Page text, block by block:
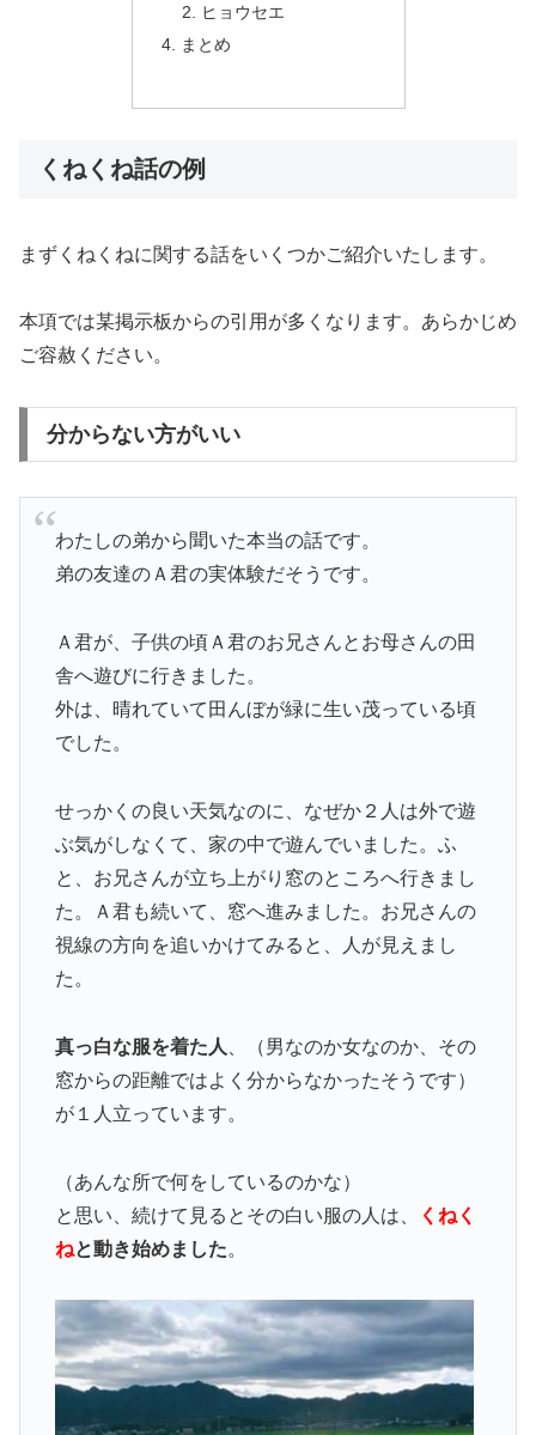
ヒョウセエ
まとめ
くねくね話の例
まずくねくねに関する話をいくつかご紹介いたします。
本項では某掲示板からの引用が多くなります。あらかじめ
ご容赦ください。
分からない方がいい
わたしの弟から聞いた本当の話です。
弟の友達のＡ君の実体験だそうです。
Ａ君が、子供の頃Ａ君のお兄さんとお母さんの田
舎へ遊びに行きました。
外は、晴れていて田んぼが緑に生い茂っている頃
でした。
せっかくの良い天気なのに、なぜか２人は外で遊
ぶ気がしなくて、家の中で遊んでいました。ふ
と、お兄さんが立ち上がり窓のところへ行きまし
た。Ａ君も続いて、窓へ進みました。お兄さんの
視線の方向を追いかけてみると、人が見えまし
た。
真っ白な服を着た人
、（男なのか女なのか、その
窓からの距離ではよく分からなかったそうです）
が１人立っています。
（あんな所で何をしているのかな）
と思い、続けて見るとその白い服の人は、
くねく
ねと動き始めました。